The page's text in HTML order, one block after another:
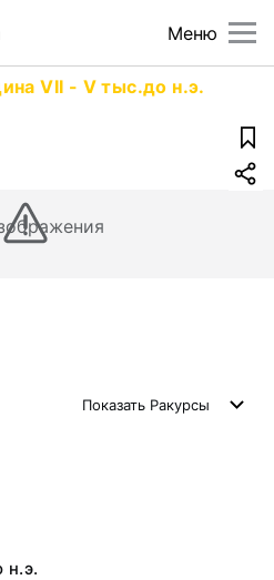
Меню
VII - V тыс.до н.э.
Показать Ракурсы
н.э.